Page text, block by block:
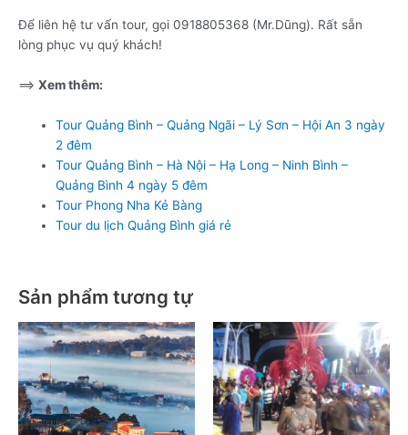
Để liên hệ tư vấn tour, gọi 0918805368 (Mr.Dũng). Rất sẵn
lòng phục vụ quý khách!
==> Xem thêm:
Tour Quảng Bình – Quảng Ngãi – Lý Sơn – Hội An 3 ngày
2 đêm
Tour Quảng Bình – Hà Nội – Hạ Long – Ninh Bình –
Quảng Bình 4 ngày 5 đêm
Tour Phong Nha Kẻ Bàng
Tour du lịch Quảng Bình giá rẻ
Sản phẩm tương tự